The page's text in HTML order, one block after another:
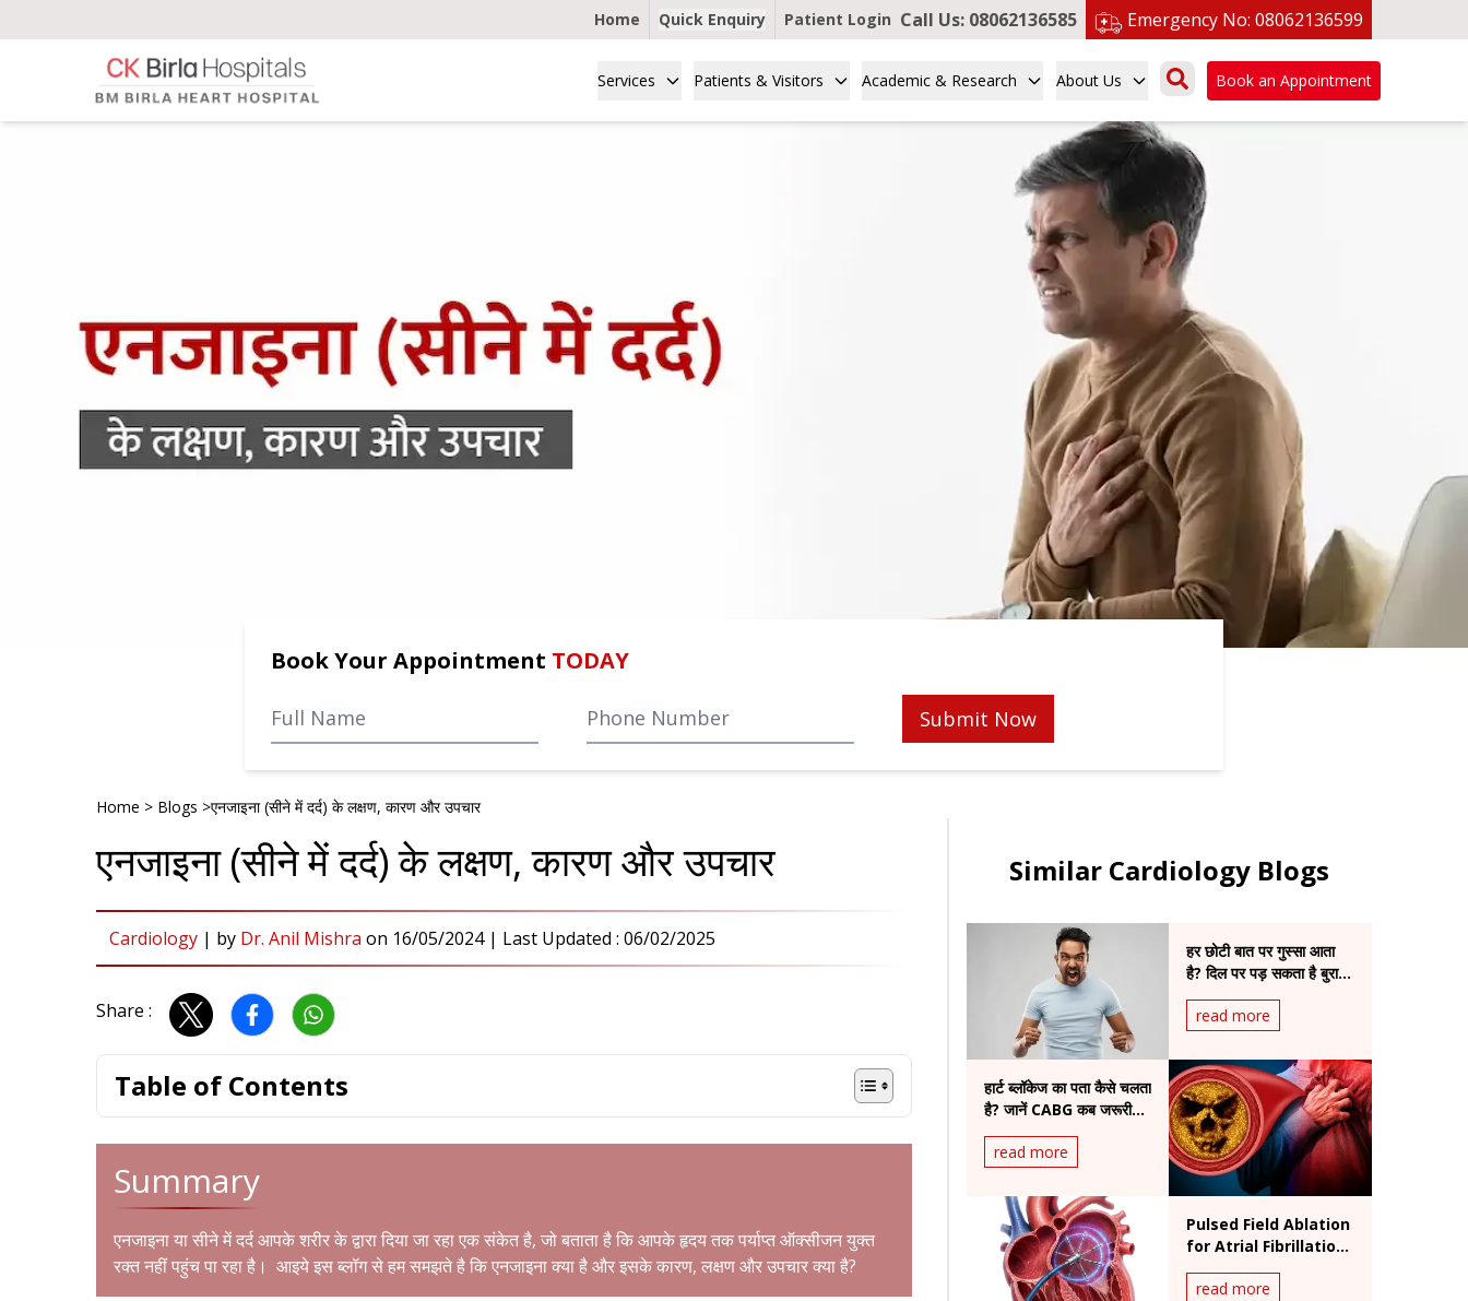
Home Quick Enquiry Patient Login Call Us: 08062136585 Emergency No: 08062136599
Services Patients & Visitors Academic & Research About Us Book an Appointment
Book Your Appointment TODAY
Submit Now
Home > Blogs >एनजाइना (सीने में दर्द) के लक्षण, कारण और उपचार
एनजाइना (सीने में दर्द) के लक्षण, कारण और उपचार
Cardiology | by Dr. Anil Mishra on 16/05/2024| Last Updated : 06/02/2025
Share :
Table of Contents
Summary
एनजाइना या सीने में दर्द आपके शरीर के द्वारा दिया जा रहा एक संकेत है, जो बताता है कि आपके हृदय तक पर्याप्त ऑक्सीजन युक्त
रक्त नहीं पहुंच पा रहा है। आइये इस ब्लॉग से हम समझते है कि एनजाइना क्या है और इसके कारण, लक्षण और उपचार क्या है?
Similar Cardiology Blogs
हर छोटी बात पर गुस्सा आता
है? दिल पर पड़ सकता है बुरा
read more
हार्ट ब्लॉकेज का पता कैसे चलता
है? जानें CABG कब जरूरी
read more
Pulsed Field Ablation
for Atrial Fibrillation:
Procedure
read more